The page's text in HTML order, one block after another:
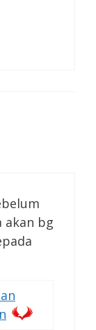
akan bg